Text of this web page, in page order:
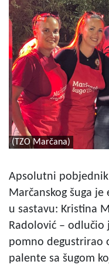
(TZO Marčana)
Apsolutni
Marčanskog šuga
u sastavu: Kristina
Radolović –
pomno degustrirao
palente sa šugom